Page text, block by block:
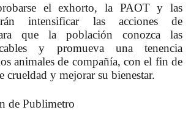
el exhorto, la PAOT y las
intensificar las acciones de
que la población conozca las
y promueva una tenencia
animales de compañía, con el fin de
crueldad y mejorar su bienestar.
de Publimetro